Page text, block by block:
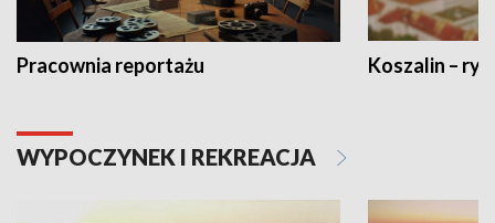
Pracownia reportażu Koszalin –
WYPOCZYNEK I REKREACJA